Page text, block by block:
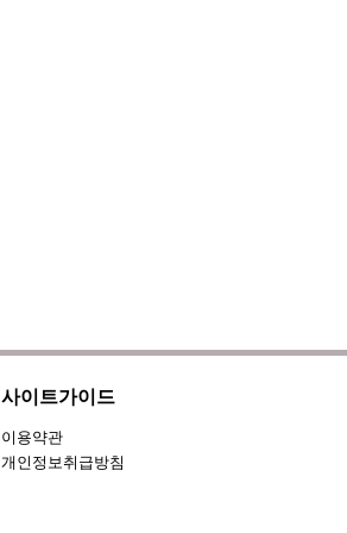
사이트가이드
이용약관
개인정보취급방침